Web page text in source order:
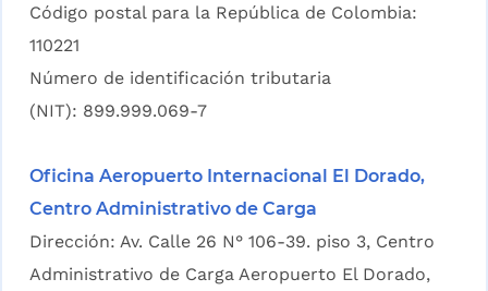
Código postal para la República de Colombia:
110221
Número de identificación tributaria
(NIT): 899.999.069-7
Oficina Aeropuerto Internacional El Dorado,
Centro Administrativo de Carga
Dirección: Av. Calle 26 N° 106-39. piso 3, Centro
Administrativo de Carga Aeropuerto El Dorado,